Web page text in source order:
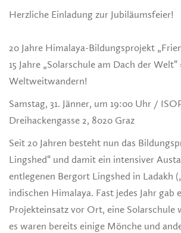
Herzliche Einladung zur Jubiläumsfeier!
20 Jahre Himalaya-Bildungsprojekt
15 Jahre „Solarschule am Dach der Welt“
Weltweitwandern!
Samstag, 31. Jänner, um 19:00 Uhr /
Dreihackengasse 2, 8020 Graz
Seit 20 Jahren besteht nun das
Lingshed“ und damit ein intensiver
entlegenen Bergort Lingshed in Ladakh
indischen Himalaya. Fast jedes Jahr gab
Projekteinsatz vor Ort, eine Solarschule
es waren bereits einige Mönche und